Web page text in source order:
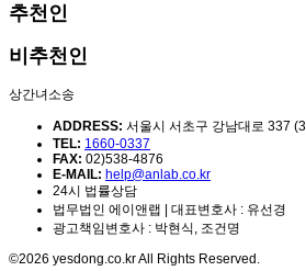
추천인
비추천인
상간녀소송
ADDRESS: 서울시 서초구 강남대로 337
TEL: 1660-0337
FAX: 02)538-4876
E-MAIL: help@anlab.co.kr
24시 법률상담
법무법인 에이앤랩 | 대표변호사 : 유선경
광고책임변호사 : 박현식, 조건명
©2026 yesdong.co.kr All Rights Reserved.